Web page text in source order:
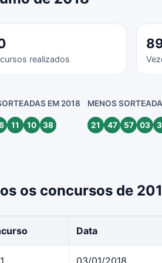
realizados
EM 2018
11 10 38
MENOS
21 47 57 03
os concursos de
Data